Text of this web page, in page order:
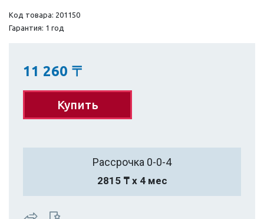
Код товара: 201150
Гарантия: 1 год
11 260 〒
Купить
Рассрочка 0-0-4
2815 ₸ х 4 мес